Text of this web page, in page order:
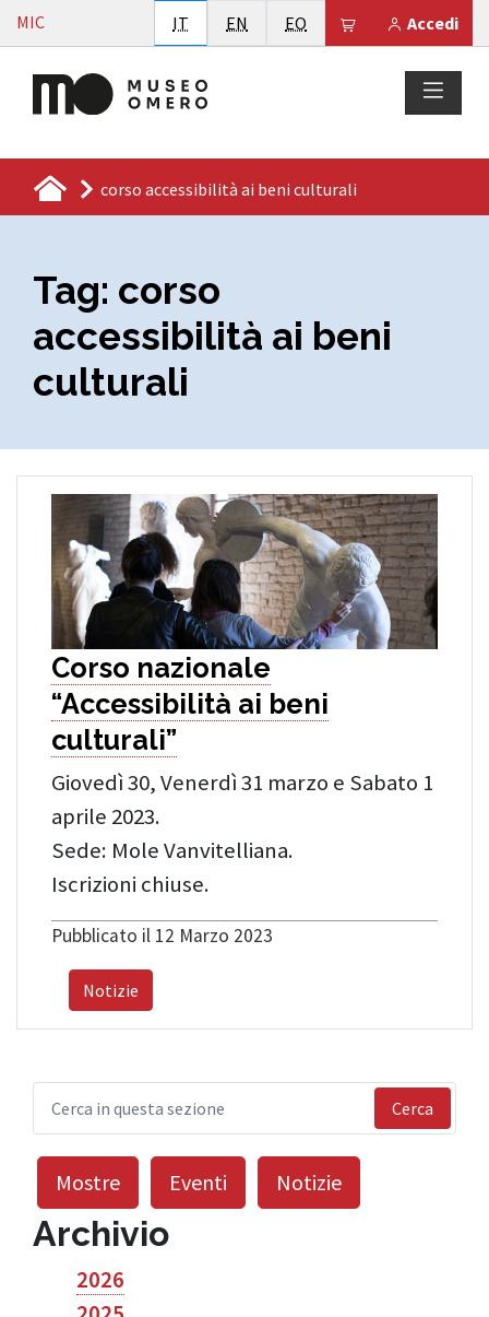
Vai al contenuto
MIC Accedi
Il tuo carrello è
IT Italiano
EN English
EO Esperanto
corso accessibilità ai beni culturali
Tag: corso
accessibilità ai beni
culturali
Corso nazionale
“Accessibilità ai beni
culturali”
Giovedì 30, Venerdì 31 marzo e Sabato 1
aprile 2023.
Sede: Mole Vanvitelliana.
Iscrizioni chiuse.
Pubblicato il 12 Marzo 2023
Notizie
Cerca
Mostre Eventi Notizie
Archivio
2026